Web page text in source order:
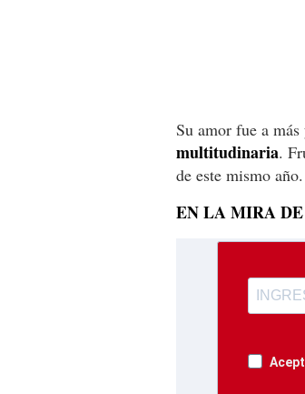
Su amor fue a
multitudinaria.
de este mismo año.
EN LA MIRA